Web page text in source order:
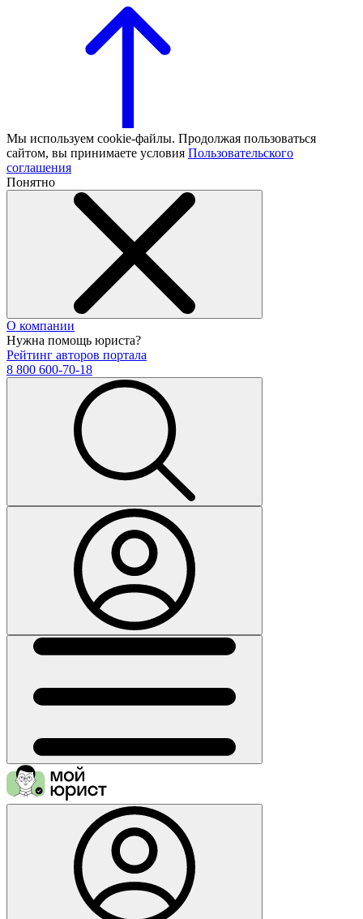
Мы используем cookie-файлы. Продолжая пользоваться
сайтом, вы принимаете условия Пользовательского
соглашения
Понятно
О компании
Нужна помощь юриста?
Рейтинг авторов портала
8 800 600-70-18